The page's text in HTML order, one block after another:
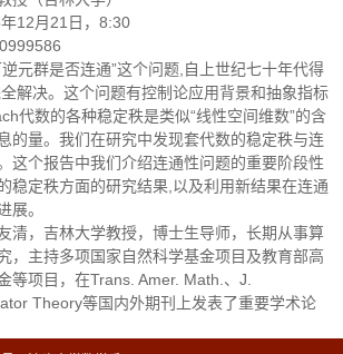
12月21日，8:30
元群是否连通”这个问题,自上世纪七十年代得
解决。这个问题有控制论应用背景和抽象指标
代数的各种稳定秩是类似“线性空间维数”的含
的量。我们在研究中发现套代数的稳定秩与连
这个报告中我们介绍连通性问题的重要阶段性
稳定秩方面的研究结果,以及利用新结果在连通
展。
清，吉林大学教授，博士生导师，长期从事算
，主持多项国家自然科学基金项目及教育部高
等项目，在Trans. Amer. Math.、J.
Theory等国内外期刊上发表了重要学术论